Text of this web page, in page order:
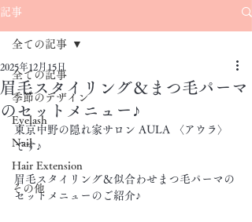
記事
全ての記事
季節のデザイン
Eyelash
Nail
Hair Extension
その他
全ての記事
眉毛スタイリング＆まつ毛パーマ
のセットメニュー♪
2025年12月15日
東京中野の隠れ家サロン AULA 〈アウラ〉
です♪
眉毛スタイリング＆似合わせまつ毛パーマの
セットメニューのご紹介♪